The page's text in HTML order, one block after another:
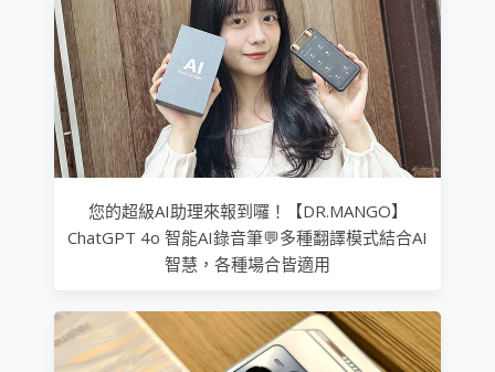
您的超級AI助理來報到囉！【DR.MANGO】
ChatGPT 4o 智能AI錄音筆💬多種翻譯模式結合AI
智慧，各種場合皆適用